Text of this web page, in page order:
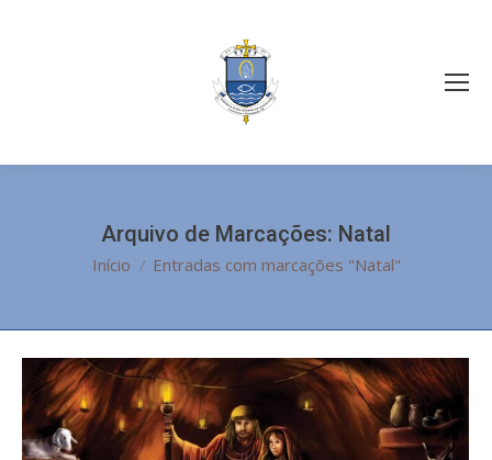
Arquivo de Marcações: Natal
Você está aqui:
Início Entradas com marcações "Natal"